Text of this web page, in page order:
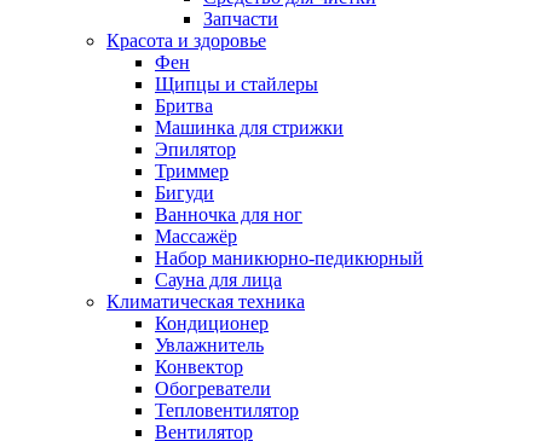
Запчасти
Красота и здоровье
Фен
Щипцы и стайлеры
Бритва
Машинка для стрижки
Эпилятор
Триммер
Бигуди
Ванночка для ног
Массажёр
Набор маникюрно-педикюрный
Сауна для лица
Климатическая техника
Кондиционер
Увлажнитель
Конвектор
Обогреватели
Тепловентилятор
Вентилятор